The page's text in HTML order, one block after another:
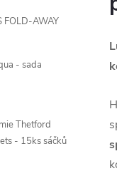
FOLD-AWAY
- sada
Thetford
- 15ks sáčků